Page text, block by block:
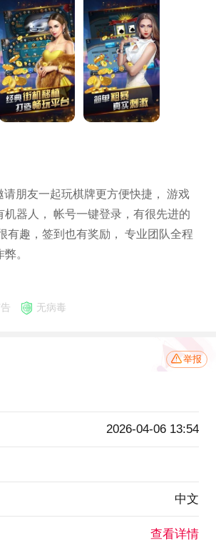
请朋友一起玩棋牌更方便快捷， 游戏
机器人， 帐号一键登录，有很先进的
有趣，签到也有奖励， 专业团队全程
。
无病毒
举报
2026-04-06 13:54
中文
查看详情